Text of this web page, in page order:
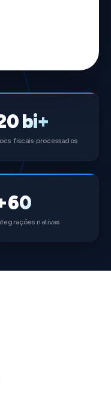
bi+
fiscais processados
nativas